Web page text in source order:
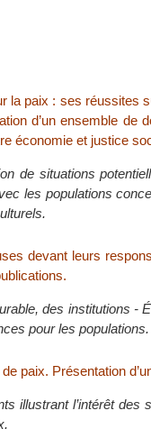
la paix : ses réussites
d’un ensemble de
économie et justice
de situations
les populations
devant leurs
des institutions -
pour les populations.
paix. Présentation
illustrant l’intérêt des